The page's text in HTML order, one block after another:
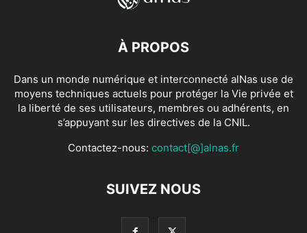
À PROPOS
Dans un monde numérique et interconnecté alNas use de
moyens techniques actuels pour protéger la Vie privée et
la liberté de ses utilisateurs, membres ou adhérents, en
s’appuyant sur les directives de la CNIL.
Contactez-nous: contact[@]alnas.fr
SUIVEZ NOUS